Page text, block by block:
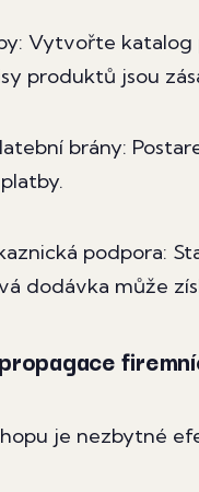
Vytvořte
produktů jsou
brány:
podpora:
dodávka může
je nezbytné